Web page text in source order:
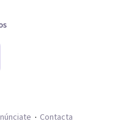
Contacta